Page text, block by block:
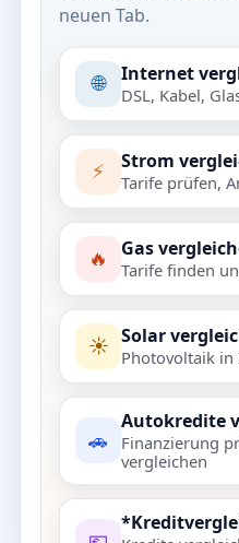
neuen Tab.
🌐 Internet
DSL, Kabel,
⚡ Strom
Tarife prüfen,
🔥 Gas
Tarife finden
☀️ Solar
Photovoltaik in
🚗
Autokredite
Finanzierung
vergleichen